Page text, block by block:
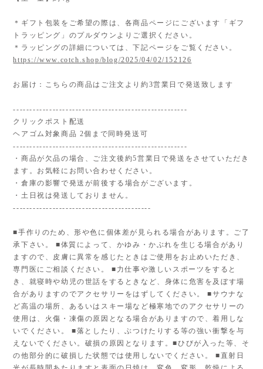
＊ギフト包装をご希望の際は、各商品ページにございます「ギフ
トラッピング」のプルダウンよりご選択ください。
＊ラッピングの詳細については、下記ページをご覧ください。
https://www.cotch.shop/blog/2025/04/02/152126
お届け：こちらの商品はご注文より約3営業日で発送致します
-----------------------------------------------------
クリックポスト配送
ヘアゴム対象商品 2個まで同時発送可
-----------------------------------------------------
・商品が欠品の場合、ご注文後約5営業日で発送をさせていただき
ます。お気軽にお問い合わせください。
・倉庫の影響で発送が前後する場合がございます。
・土日祝は発送しておりません。
------------------------------------------
■手作りのため、形や色に個体差が見られる場合があります。ご了
承下さい。 ■体質によって、かゆみ・かぶれを生じる場合があり
ますので、皮膚に異常を感じたときはご使用をお止めいただき、
専門医にご相談ください。 ■力仕事や激しいスポーツをすると
き、就寝時や幼児の世話をするときなど、身体に危害を及ぼす場
合がありますのでアクセサリーをはずしてください。 ■サウナな
ど高温の場所、あるいはスキー場など極寒地でのアクセサリーの
使用は、火傷・凍傷の原因となる場合がありますので、着用しな
いでください。 ■落としたり、ぶつけたりする等の強い衝撃を与
えないでください。破損の原因となります。■ひびが入った等、そ
の他部分的に破損した状態では使用しないでください。 ■直射日